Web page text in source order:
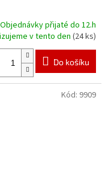
přijaté do 12.h
v tento den(24 ks)
Do košíku
Kód: 9909